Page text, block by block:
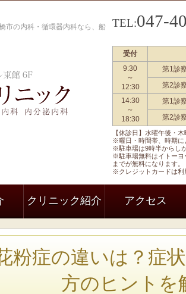
市の内科・循環器内科なら、船
船橋駅前内科クリニック 一般
TEL:047-
【休診日】水曜午後・
※曜日・時間帯、時期に
※駐車場は9時半からし
※駐車場無料はイトーヨ
までが無料になります。
※クレジットカードは利
受付
9:30
～
12:30
第1診
第2診
14:30
～
18:30
第1診
第2診
クリニック紹介 アクセス
粉症の違いは？症
方のヒントを